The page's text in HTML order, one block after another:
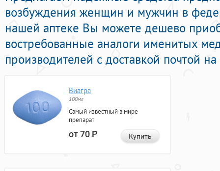
возбуждения женщин и мужчин в
нашей аптеке Вы можете дешево
востребованные аналоги именитых
производителей с доставкой почтой
Виагра
100мг
Самый известный в мире
препарат
от 70Р Купить